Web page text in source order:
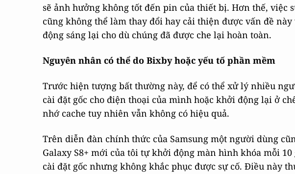
sẽ ảnh hưởng không tốt đến pin của thiết bị. Hơn thế, việc
cũng không thể làm thay đổi hay cải thiện được vấn đề
động sáng lại cho dù chúng đã được che lại hoàn toàn.
Nguyên nhân có thể do Bixby hoặc yếu tố phần mềm
Trước hiện tượng bất thường này, để có thể xử lý nhiều
cài đặt gốc cho điện thoại của mình hoặc khởi động lại ở
nhớ cache tuy nhiên vẫn không có hiệu quả.
Trên diễn đàn chính thức của Samsung một người dùng
Galaxy S8+ mới của tôi tự khởi động màn hình khóa mỗi
cài đặt gốc nhưng không khắc phục được sự cố. Điều này